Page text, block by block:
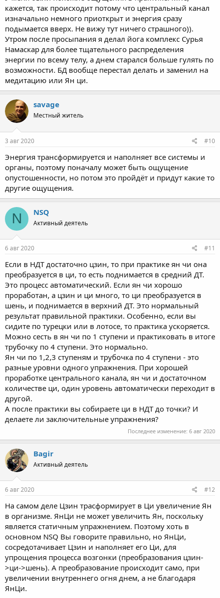
Но чем дольше я концентрируюсь в области нижнего дт во
время жара (а происходит по моим ощущениям, там
следующее... в животе вместе с теплом, появляется легкость,
как будто бы парение энергии, которая ощутимо поднимается
по позвоночнику и по центру тела, вверх к голове, к макушке и
к передней части головного мозга, вызывая исключительно
положительное, во всем своем действии, утонченное
состояние), тем более опустошенным я себя чувствую на утро, с
ОЩУЩЕНИЕМ, будто сильно перезанимался и есть легкая
температура. Сложнее становится стоять в дереве, да и вообще
присутствует некая леность, в течении дня.
Такое ощущение что все что нажито непосильным трудом...))
если и не улетучилось, то перешло в какую-то другую форму,
либо другие центры, уж не знаю.
Теперь уже останавливаюсь, делая ян-ци, до движения энергии
вверх в горячем состоянии в живота. Такой опустошенности
пока не случилось.
Вопрос к опытным практикам...
Может ли быть так, что энергии в нижнем дт, не так много, а то
что есть преобразовывается с помощью ян-ци, вызывая
непривычную недостачу?
дереве? В среднем у меня выходит час - полчаса, каждый день
разумеется.
кажется, так происходит потому что центральный канал
изначально немного приоткрыт и энергия сразу
подымается вверх. Не вижу тут ничего страшного)).
Утром после просыпания я делал йога комплекс Сурья
Намаскар для более тщательного распределения
энергии по всему телу, а днем старался больше гулять по
возможности. БД вообще перестал делать и заменил на
медитацию или Ян ци.
savage
Местный житель
3 авг 2020 #10
Энергия трансформируется и наполняет все системы и
органы, поэтому поначалу может быть ощущение
опустошенности, но потом это пройдёт и придут какие то
другие ощущения.
N NSQ
Активный деятель
6 авг 2020 #11
Если в НДТ достаточно цзин, то при практике ян чи она
преобразуется в ци, то есть поднимается в средний ДТ.
Это процесс автоматический. Если ян чи хорошо
проработан, а цзин и ци много, то ци преобразуется в
шень, и поднимается в верхний ДТ. Это нормальный
результат правильной практики. Особенно, если вы
сидите по турецки или в лотосе, то практика ускоряется.
Можно сесть в ян чи по 1 ступени и практиковать в итоге
трубочку по 4 ступени. Это нормально.
Ян чи по 1,2,3 ступеням и трубочка по 4 ступени - это
разные уровни одного упражнения. При хорошей
проработке центрального канала, ян чи и достаточном
количестве ци, один уровень автоматически переходит в
другой.
А после практики вы собираете ци в НДТ до точки? И
делаете ли заключительные упражнения?
Последнее изменение: 6 авг 2020
Bagir
Активный деятель
6 авг 2020 #12
На самом деле Цзин трасформирует в Ци увеличение Ян
в организме. ЯнЦи не может увеличить Ян, поскольку
является статичным упражнением. Поэтому хоть в
основном NSQ Вы говорите правильно, но ЯнЦи,
сосредотачивает Цзин и наполняет его Ци, для
упрощения процесса возгонки (преобразования цзин-
>ци->шень). А преобразование происходит само, при
увеличении внутреннего огня днем, а не благодаря
ЯнЦи.